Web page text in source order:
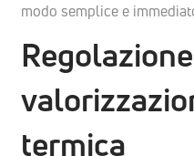
modo semplice e
termica